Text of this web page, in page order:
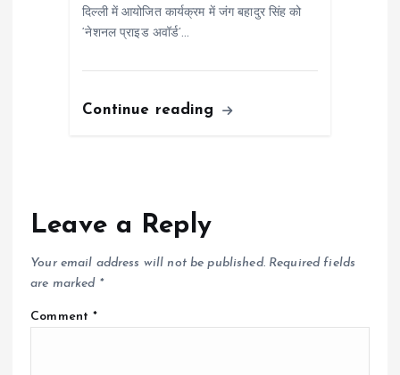
दिल्ली में आयोजित कार्यक्रम में जंग बहादुर सिंह को
‘नेशनल प्राइड अवॉर्ड’…
Continue reading
Leave a Reply
Your email address will not be published. Required fields
are marked *
Comment*